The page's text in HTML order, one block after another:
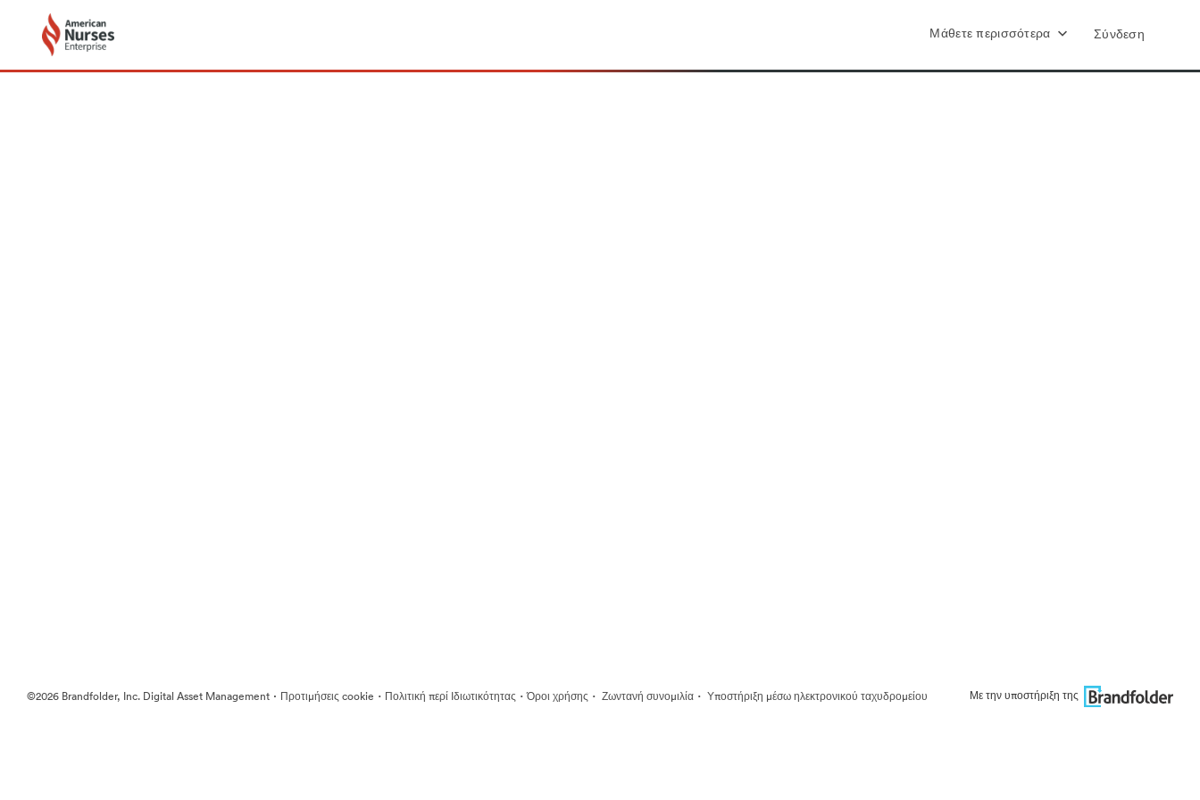
Μάθετε περισσότερα Σύνδεση
©2026 Brandfolder, Inc. Digital Asset Management · Προτιμήσεις cookie · Πολιτική περί Ιδιωτικότητας ·Όροι χρήσης · Ζωντανή συνομιλία · Υποστήριξη μέσω ηλεκτρονικού ταχυδρομείου Με την υποστήριξη της